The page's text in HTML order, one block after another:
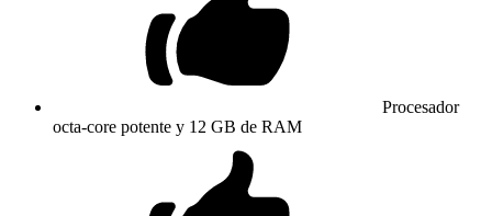
Procesador
octa-core potente y 12 GB de RAM